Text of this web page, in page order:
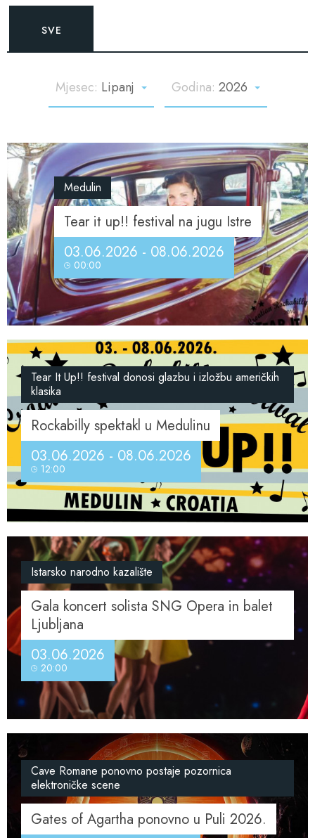
SVE
Mjesec: Lipanj Godina: 2026
Medulin
Tear it up!! festival na jugu Istre
03.06.2026 - 08.06.2026
00:00
Tear It Up!! festival donosi glazbu i izložbu američkih
klasika
Rockabilly spektakl u Medulinu
03.06.2026 - 08.06.2026
12:00
Istarsko narodno kazalište
Gala koncert solista SNG Opera in balet
Ljubljana
03.06.2026
20:00
Cave Romane ponovno postaje pozornica
elektroničke scene
Gates of Agartha ponovno u Puli 2026.